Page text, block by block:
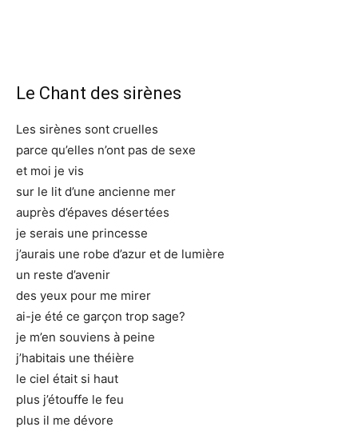
Le Chant des sirènes
Les sirènes sont cruelles
parce qu’elles n’ont pas de sexe
et moi je vis
sur le lit d’une ancienne mer
auprès d’épaves désertées
je serais une princesse
j’aurais une robe d’azur et de lumière
un reste d’avenir
des yeux pour me mirer
ai-je été ce garçon trop sage?
je m’en souviens à peine
j’habitais une théière
le ciel était si haut
plus j’étouffe le feu
plus il me dévore